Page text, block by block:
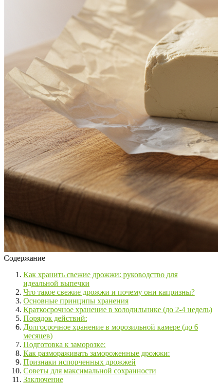
Содержание
Как хранить свежие дрожжи: руководство для
идеальной выпечки
Что такое свежие дрожжи и почему они капризны?
Основные принципы хранения
Краткосрочное хранение в холодильнике (до 2-4 недель)
Порядок действий:
Долгосрочное хранение в морозильной камере (до 6
месяцев)
Подготовка к заморозке:
Как размораживать замороженные дрожжи:
Признаки испорченных дрожжей
Советы для максимальной сохранности
Заключение